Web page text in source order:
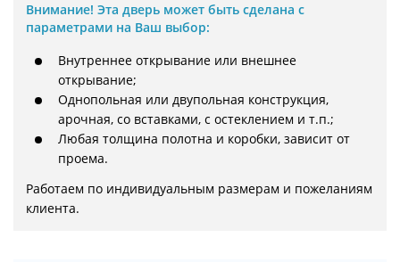
Внимание! Эта дверь может быть сделана с
параметрами на Ваш выбор:
Внутреннее открывание или внешнее
открывание;
Однопольная или двупольная конструкция,
арочная, со вставками, с остеклением и т.п.;
Любая толщина полотна и коробки, зависит от
проема.
Работаем по индивидуальным размерам и пожеланиям
клиента.